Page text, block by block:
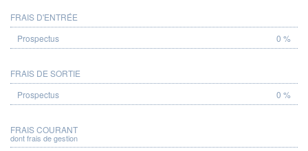
PROSPECTUS
FRAIS D'ENTRÉE
0 %
FRAIS DE SORTIE
0 %
FRAIS COURANT
dont frais de gestion